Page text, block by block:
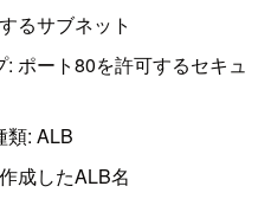
るサブネット
ポート80を許可するセキュ
類: ALB
成したALB名